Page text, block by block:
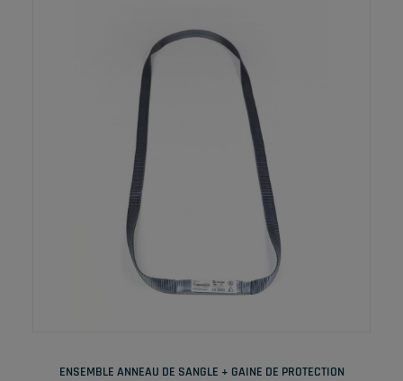
ENSEMBLE ANNEAU DE SANGLE + GAINE DE PROTECTION